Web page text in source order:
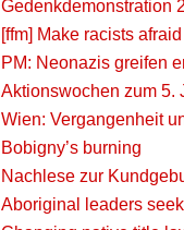
Gedenkdemonstration
[ffm] Make racists
PM: Neonazis greifen
Aktionswochen zum 5.
Wien: Vergangenheit
Bobigny’s burning
Nachlese zur
Aboriginal leaders